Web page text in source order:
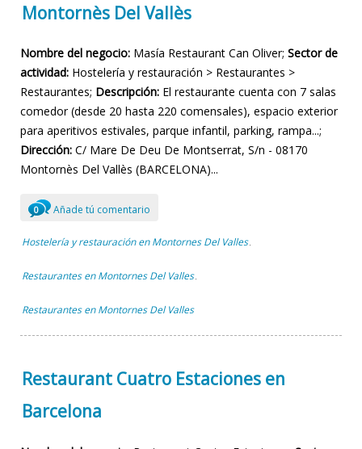
Montornès Del Vallès
Nombre del negocio: Masía Restaurant Can Oliver; Sector de
actividad: Hostelería y restauración > Restaurantes >
Restaurantes; Descripción: El restaurante cuenta con 7 salas
comedor (desde 20 hasta 220 comensales), espacio exterior
para aperitivos estivales, parque infantil, parking, rampa...;
Dirección: C/ Mare De Deu De Montserrat, S/n - 08170
Montornès Del Vallès (BARCELONA)...
0 Añade tú comentario
Hostelería y restauración en Montornes Del Valles ,
Restaurantes en Montornes Del Valles ,
Restaurantes en Montornes Del Valles
Restaurant Cuatro Estaciones en
Barcelona